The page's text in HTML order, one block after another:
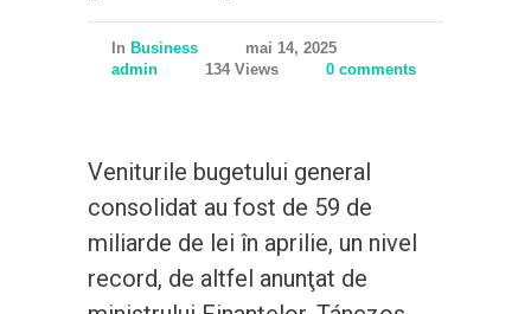
In Business
mai 14, 2025
admin
134 Views 0 comments
Veniturile bugetului general
consolidat au fost de 59 de
miliarde de lei în aprilie, un nivel
record, de altfel anunţat de